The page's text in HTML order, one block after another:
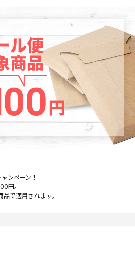
ンペーン！
円。